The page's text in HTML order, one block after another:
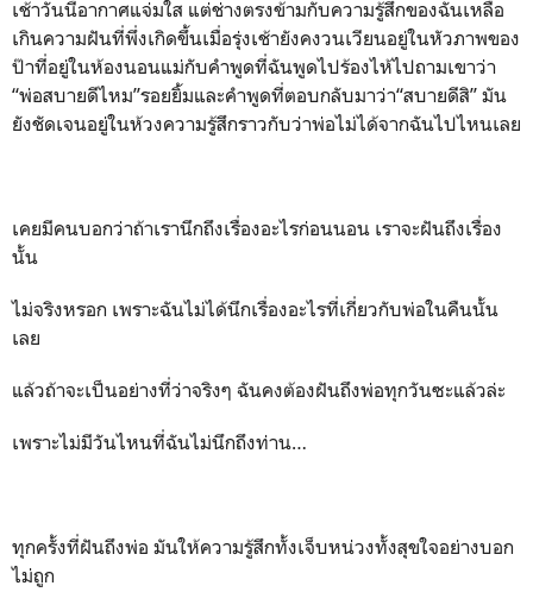
เช้าวันนี้อากาศแจ่มใส แต่ช่างตรงข้ามกับความรู้สึกของฉันเหลือ
เกินความฝันที่พึ่งเกิดขึ้นเมื่อรุ่งเช้ายังคงวนเวียนอยู่ในหัวภาพของ
ป๊าที่อยู่ในห้องนอนแม่กับคำพูดที่ฉันพูดไปร้องไห้ไปถามเขาว่า
“พ่อสบายดีไหม”รอยยิ้มและคำพูดที่ตอบกลับมาว่า“สบายดีสิ” มัน
ยังชัดเจนอยู่ในห้วงความรู้สึกราวกับว่าพ่อไม่ได้จากฉันไปไหนเลย
เคยมีคนบอกว่าถ้าเรานึกถึงเรื่องอะไรก่อนนอน เราจะฝันถึงเรื่อง
นั้น
ไม่จริงหรอก เพราะฉันไม่ได้นึกเรื่องอะไรที่เกี่ยวกับพ่อในคืนนั้น
เลย
แล้วถ้าจะเป็นอย่างที่ว่าจริงๆ ฉันคงต้องฝันถึงพ่อทุกวันซะแล้วล่ะ
เพราะไม่มีวันไหนที่ฉันไม่นึกถึงท่าน…
ทุกครั้งที่ฝันถึงพ่อ มันให้ความรู้สึกทั้งเจ็บหน่วงทั้งสุขใจอย่างบอก
ไม่ถูก